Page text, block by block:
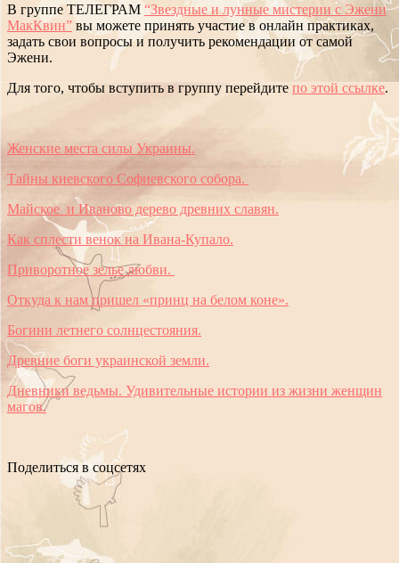
В группе ТЕЛЕГРАМ “Звездные и лунные мистерии с Эжени
МакКвин” вы можете принять участие в онлайн практиках,
задать свои вопросы и получить рекомендации от самой
Эжени.
Для того, чтобы вступить в группу перейдите по этой ссылке.
Женские места силы Украины.
Тайны киевского Софиевского собора.
Майское и Иваново дерево древних славян.
Как сплести венок на Ивана-Купало.
Приворотное зелье любви.
Откуда к нам пришел «принц на белом коне».
Богини летнего солнцестояния.
Древние боги украинской земли.
Дневники ведьмы. Удивительные истории из жизни женщин
магов.
Поделиться в соцсетях